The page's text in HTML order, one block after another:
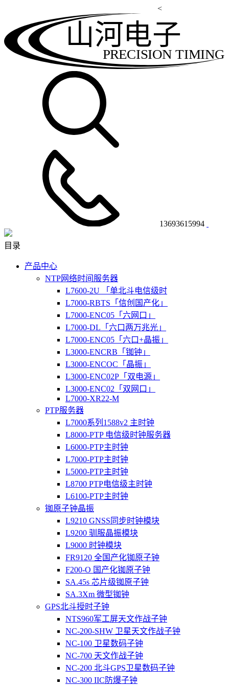
<
PRECISION TIMING
山河电子
13693615994
目录
产品中心
NTP网络时间服务器
L7600-2U 「单北斗电信级时
L7000-RBTS「信创国产化」
L7000-ENC05「六网口」
L7000-DL「六口两万兆光」
L7000-ENC05「六口+晶振」
L3000-ENCRB「铷钟」
L3000-ENCOC「晶振」
L3000-ENC02P「双电源」
L3000-ENC02「双网口」
L7000-XR22-M
PTP服务器
L7000系列1588v2 主时钟
L8000-PTP 电信级时钟服务器
L6000-PTP主时钟
L7000-PTP主时钟
L5000-PTP主时钟
L8700 PTP电信级主时钟
L6100-PTP主时钟
铷原子钟晶振
L9210 GNSS同步时钟模块
L9200 驯服晶振模块
L9000 时钟模块
FR9120 全国产化铷原子钟
F200-O 国产化铷原子钟
SA.45s 芯片级铷原子钟
SA.3Xm 微型铷钟
GPS北斗授时子钟
NTS960军工屏天文作战子钟
NC-200-SHW 卫星天文作战子钟
NC-100 卫星数码子钟
NC-700 天文作战子钟
NC-200 北斗GPS卫星数码子钟
NC-300 IIC防爆子钟